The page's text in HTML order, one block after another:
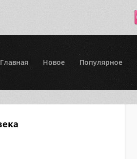
Главная Новое Популярное